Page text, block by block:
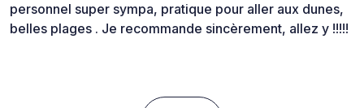
personnel super sympa, pratique pour aller aux dunes,
belles plages . Je recommande sincèrement, allez y !!!!!